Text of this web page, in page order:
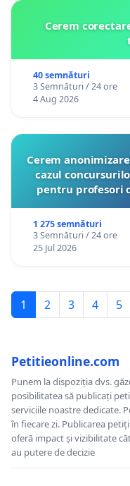
Cerem
40 semnături
3 Semnături / 24 ore
4 Aug 2026
Cerem
cazul
pentru profesori
1 275 semnături
3 Semnături / 24 ore
25 Jul 2026
1 2 3 4 5
Petitieonline.com
Punem la dispoziția dvs.
posibilitatea să publicați
serviciile noastre dedicate.
în fiecare zi. Publicarea
oferă impact și vizibilitate
au putere de decizie